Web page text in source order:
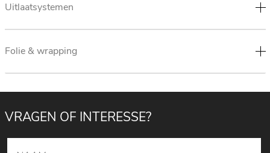
Uitlaatsystemen
Folie & wrapping
VRAGEN OF INTERESSE?